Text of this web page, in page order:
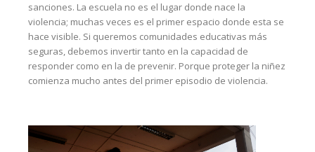
sanciones. La escuela no es el lugar donde nace la
violencia; muchas veces es el primer espacio donde esta se
hace visible. Si queremos comunidades educativas más
seguras, debemos invertir tanto en la capacidad de
responder como en la de prevenir. Porque proteger la niñez
comienza mucho antes del primer episodio de violencia.